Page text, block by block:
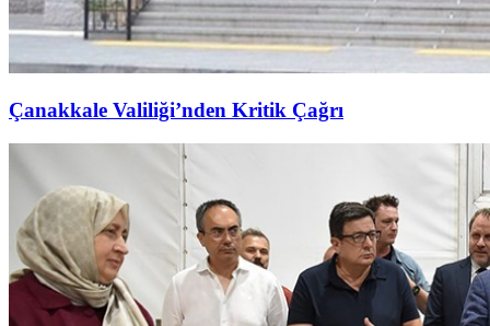
Çanakkale Valiliği’nden Kritik Çağrı